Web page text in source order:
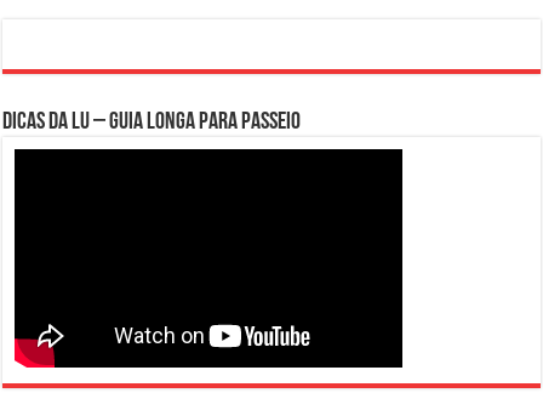
Dicas da Lu – Guia Longa para Passeio